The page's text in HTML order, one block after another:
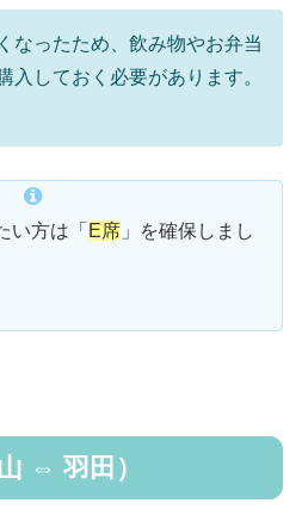
なったため、飲み物やお弁当
入しておく必要があります。
い方は「 E席 」を確保しまし
⇔ 羽田）